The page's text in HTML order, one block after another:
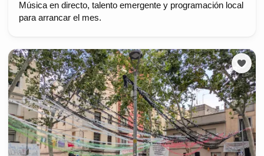
Música en directo, talento emergente y programación local
para arrancar el mes.